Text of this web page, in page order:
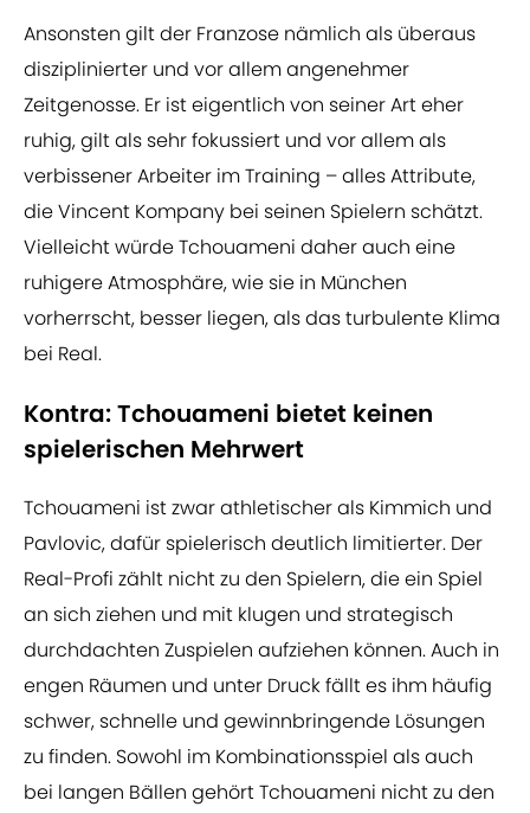
Ansonsten gilt der Franzose nämlich als überaus
disziplinierter und vor allem angenehmer
Zeitgenosse. Er ist eigentlich von seiner Art eher
ruhig, gilt als sehr fokussiert und vor allem als
verbissener Arbeiter im Training – alles Attribute,
die Vincent Kompany bei seinen Spielern schätzt.
Vielleicht würde Tchouameni daher auch eine
ruhigere Atmosphäre, wie sie in München
vorherrscht, besser liegen, als das turbulente Klima
bei Real.
Kontra: Tchouameni bietet keinen
spielerischen Mehrwert
Tchouameni ist zwar athletischer als Kimmich und
Pavlovic, dafür spielerisch deutlich limitierter. Der
Real-Profi zählt nicht zu den Spielern, die ein Spiel
an sich ziehen und mit klugen und strategisch
durchdachten Zuspielen aufziehen können. Auch in
engen Räumen und unter Druck fällt es ihm häufig
schwer, schnelle und gewinnbringende Lösungen
zu finden. Sowohl im Kombinationsspiel als auch
bei langen Bällen gehört Tchouameni nicht zu den